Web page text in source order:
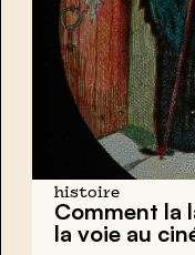
histoire
Comment la
la voie au